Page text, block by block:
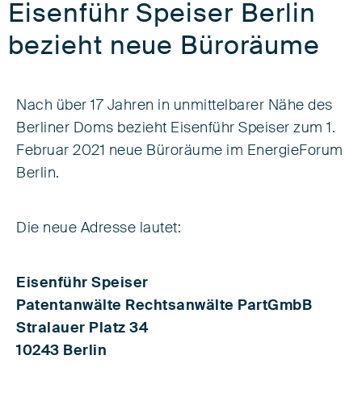
Eisenführ Speiser Berlin
bezieht neue Büroräume
Nach über 17 Jahren in unmittelbarer Nähe des
Berliner Doms bezieht Eisenführ Speiser zum 1.
Februar 2021 neue Büroräume im EnergieForum
Berlin.
Die neue Adresse lautet:
Eisenführ Speiser
Patentanwälte Rechtsanwälte PartGmbB
Stralauer Platz 34
10243 Berlin